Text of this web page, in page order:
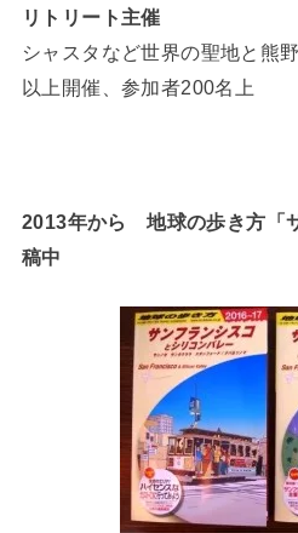
リトリート主催
シャスタなど世界の聖地と熊
以上開催、参加者200名上
2013年から 地球の歩き方「
稿中